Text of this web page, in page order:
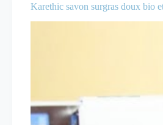
terrible
gourmandise
Karethic savon surgras doux bio